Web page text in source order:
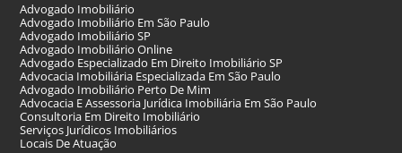
Advogado Imobiliário
Advogado Imobiliário Em São Paulo
Advogado Imobiliário SP
Advogado Imobiliário Online
Advogado Especializado Em Direito Imobiliário SP
Advocacia Imobiliária Especializada Em São Paulo
Advogado Imobiliário Perto De Mim
Advocacia E Assessoria Jurídica Imobiliária Em São Paulo
Consultoria Em Direito Imobiliário
Serviços Jurídicos Imobiliários
Locais De Atuação